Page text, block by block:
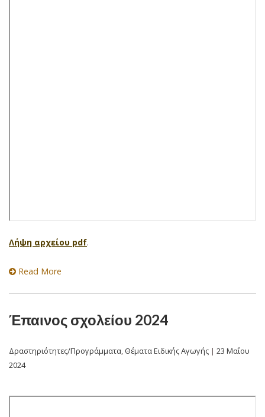
Λήψη αρχείου pdf.
Read More
Έπαινος σχολείου 2024
Δραστηριότητες/Προγράμματα, Θέματα Ειδικής Αγωγής | 23 Μαΐου
2024